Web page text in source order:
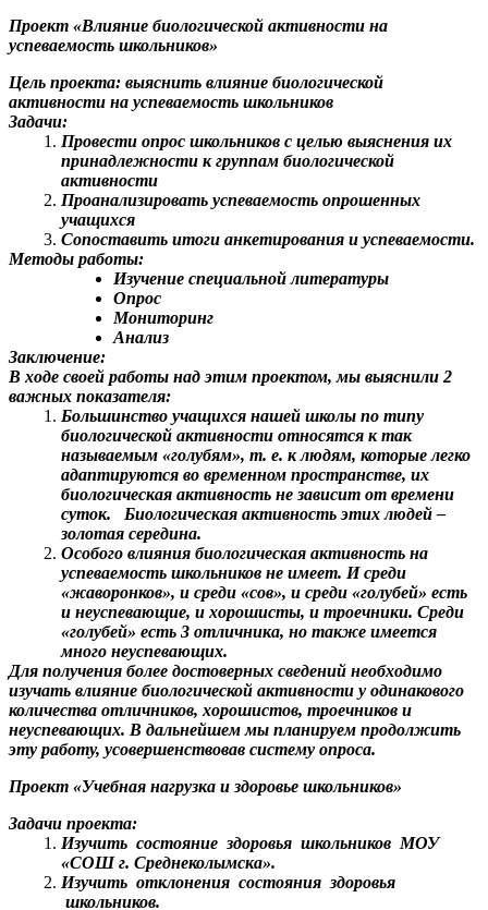
Проект «Влияние биологической активности на
успеваемость школьников»
Цель проекта: выяснить влияние биологической
активности на успеваемость школьников
Задачи:
Провести опрос школьников с целью выяснения их
принадлежности к группам биологической
активности
Проанализировать успеваемость опрошенных
учащихся
Сопоставить итоги анкетирования и успеваемости.
Методы работы:
Изучение специальной литературы
Опрос
Мониторинг
Анализ
Заключение:
В ходе своей работы над этим проектом, мы выяснили 2
важных показателя:
Большинство учащихся нашей школы по типу
биологической активности относятся к так
называемым «голубям», т. е. к людям, которые легко
адаптируются во временном пространстве, их
биологическая активность не зависит от времени
суток. Биологическая активность этих людей –
золотая середина.
Особого влияния биологическая активность на
успеваемость школьников не имеет. И среди
«жаворонков», и среди «сов», и среди «голубей» есть
и неуспевающие, и хорошисты, и троечники. Среди
«голубей» есть 3 отличника, но также имеется
много неуспевающих.
Для получения более достоверных сведений необходимо
изучать влияние биологической активности у одинакового
количества отличников, хорошистов, троечников и
неуспевающих. В дальнейшем мы планируем продолжить
эту работу, усовершенствовав систему опроса.
Проект «Учебная нагрузка и здоровье школьников»
Задачи проекта:
Изучить состояние здоровья школьников МОУ
«СОШ г. Среднеколымска».
Изучить отклонения состояния здоровья
школьников.